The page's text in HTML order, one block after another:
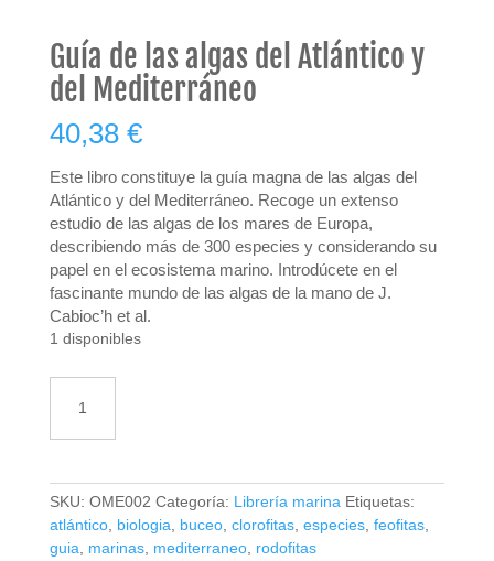
Guía de las algas del Atlántico y
del Mediterráneo
40,38 €
Este libro constituye la guía magna de las algas del
Atlántico y del Mediterráneo. Recoge un extenso
estudio de las algas de los mares de Europa,
describiendo más de 300 especies y considerando su
papel en el ecosistema marino. Introdúcete en el
fascinante mundo de las algas de la mano de J.
Cabioc’h et al.
1 disponibles
del
Atlántico
y
del
SKU: OME002 Categoría: Librería marina Etiquetas:
atlántico, biologia, buceo, clorofitas, especies, feofitas,
guia, marinas, mediterraneo, rodofitas